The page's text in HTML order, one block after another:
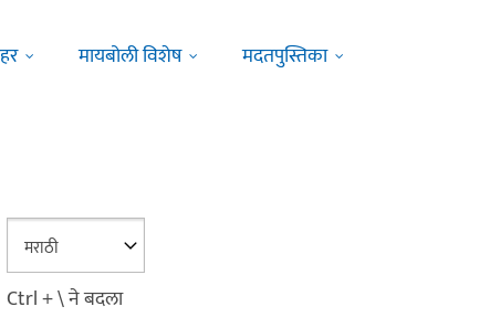
मायबोली विशेष मदतपुस्तिका
Ctrl + \ ने बदला